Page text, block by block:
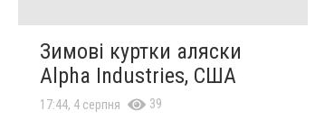
Зимові куртки аляски
Alpha Industries, США
17:44, 4 серпня 39